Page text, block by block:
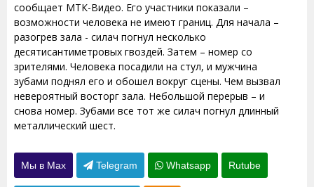
сообщает МТК-Видео. Его участники показали –
возможности человека не имеют границ. Для начала –
разогрев зала - силач погнул несколько
десятисантиметровых гвоздей. Затем – номер со
зрителями. Человека посадили на стул, и мужчина
зубами поднял его и обошел вокруг сцены. Чем вызвал
невероятный восторг зала. Небольшой перерыв – и
снова номер. Зубами все тот же силач погнул длинный
металлический шест.
Мы в Max Telegram Whatsapp Rutube